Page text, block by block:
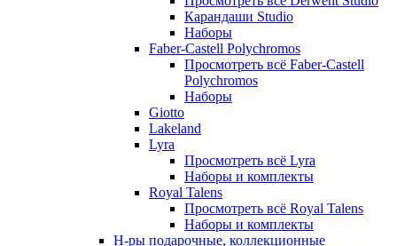
Карандаши Studio
Наборы
Faber-Castell Polychromos
Просмотреть всё Faber-Castell
Polychromos
Наборы
Giotto
Lakeland
Lyra
Просмотреть всё Lyra
Наборы и комплекты
Royal Talens
Просмотреть всё Royal Talens
Наборы и комплекты
Н-ры подарочные, коллекционные